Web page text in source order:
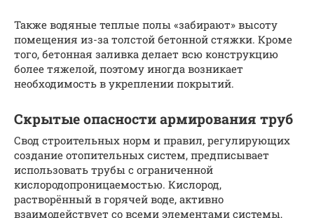
Также водяные теплые полы «забирают» высоту
помещения из-за толстой бетонной стяжки. Кроме
того, бетонная заливка делает всю конструкцию
более тяжелой, поэтому иногда возникает
необходимость в укреплении покрытий.
Скрытые опасности армирования труб
Свод строительных норм и правил, регулирующих
создание отопительных систем, предписывает
использовать трубы с ограниченной
кислородопроницаемостью. Кислород,
растворённый в горячей воде, активно
взаимодействует со всеми элементами системы,